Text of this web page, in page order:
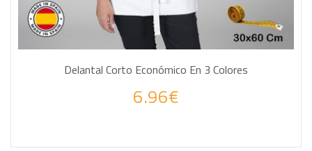
Delantal Corto Económico En 3 Colores
6.96€